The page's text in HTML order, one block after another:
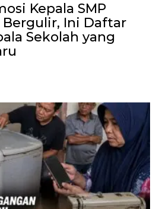
Kepala SMP
Ini Daftar
Sekolah yang